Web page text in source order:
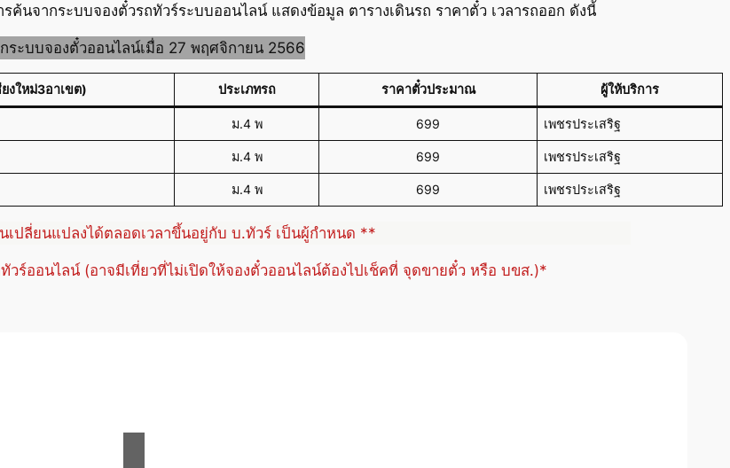
ค้นจากระบบจองตั๋วรถทัวร์ระบบออนไลน์ แสดงข้อมูล ตารางเดินรถ ราคาตั๋ว เวลารถออก ดังนี้
ระบบจองตั๋วออนไลน์เมื่อ 27 พฤศจิกายน 2566
ยงใหม่3อาเขต) ประเภทรถ ราคาตั๋วประมาณ ผู้ให้บริการ
ม.4 พ 699 เพชรประเสริฐ
ม.4 พ 699 เพชรประเสริฐ
ม.4 พ 699 เพชรประเสริฐ
เปลี่ยนแปลงได้ตลอดเวลาขึ้นอยู่กับ บ.ทัวร์ เป็นผู้กำหนด **
วร์ออนไลน์ (อาจมีเที่ยวที่ไม่เปิดให้จองตั๋วออนไลน์ต้องไปเช็คที่ จุดขายตั๋ว หรือ บขส.)*